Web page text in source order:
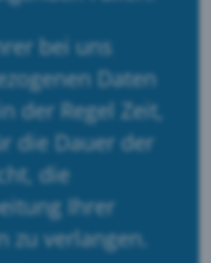
bei uns
Daten
der Regel Zeit,
die Dauer der
die
Ihrer
zu verlangen.